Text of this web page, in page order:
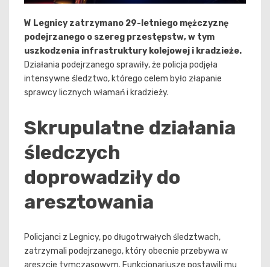
W Legnicy zatrzymano 29-letniego mężczyznę
podejrzanego o szereg przestępstw, w tym
uszkodzenia infrastruktury kolejowej i kradzieże.
Działania podejrzanego sprawiły, że policja podjęła
intensywne śledztwo, którego celem było złapanie
sprawcy licznych włamań i kradzieży.
Skrupulatne działania
śledczych
doprowadziły do
aresztowania
Policjanci z Legnicy, po długotrwałych śledztwach,
zatrzymali podejrzanego, który obecnie przebywa w